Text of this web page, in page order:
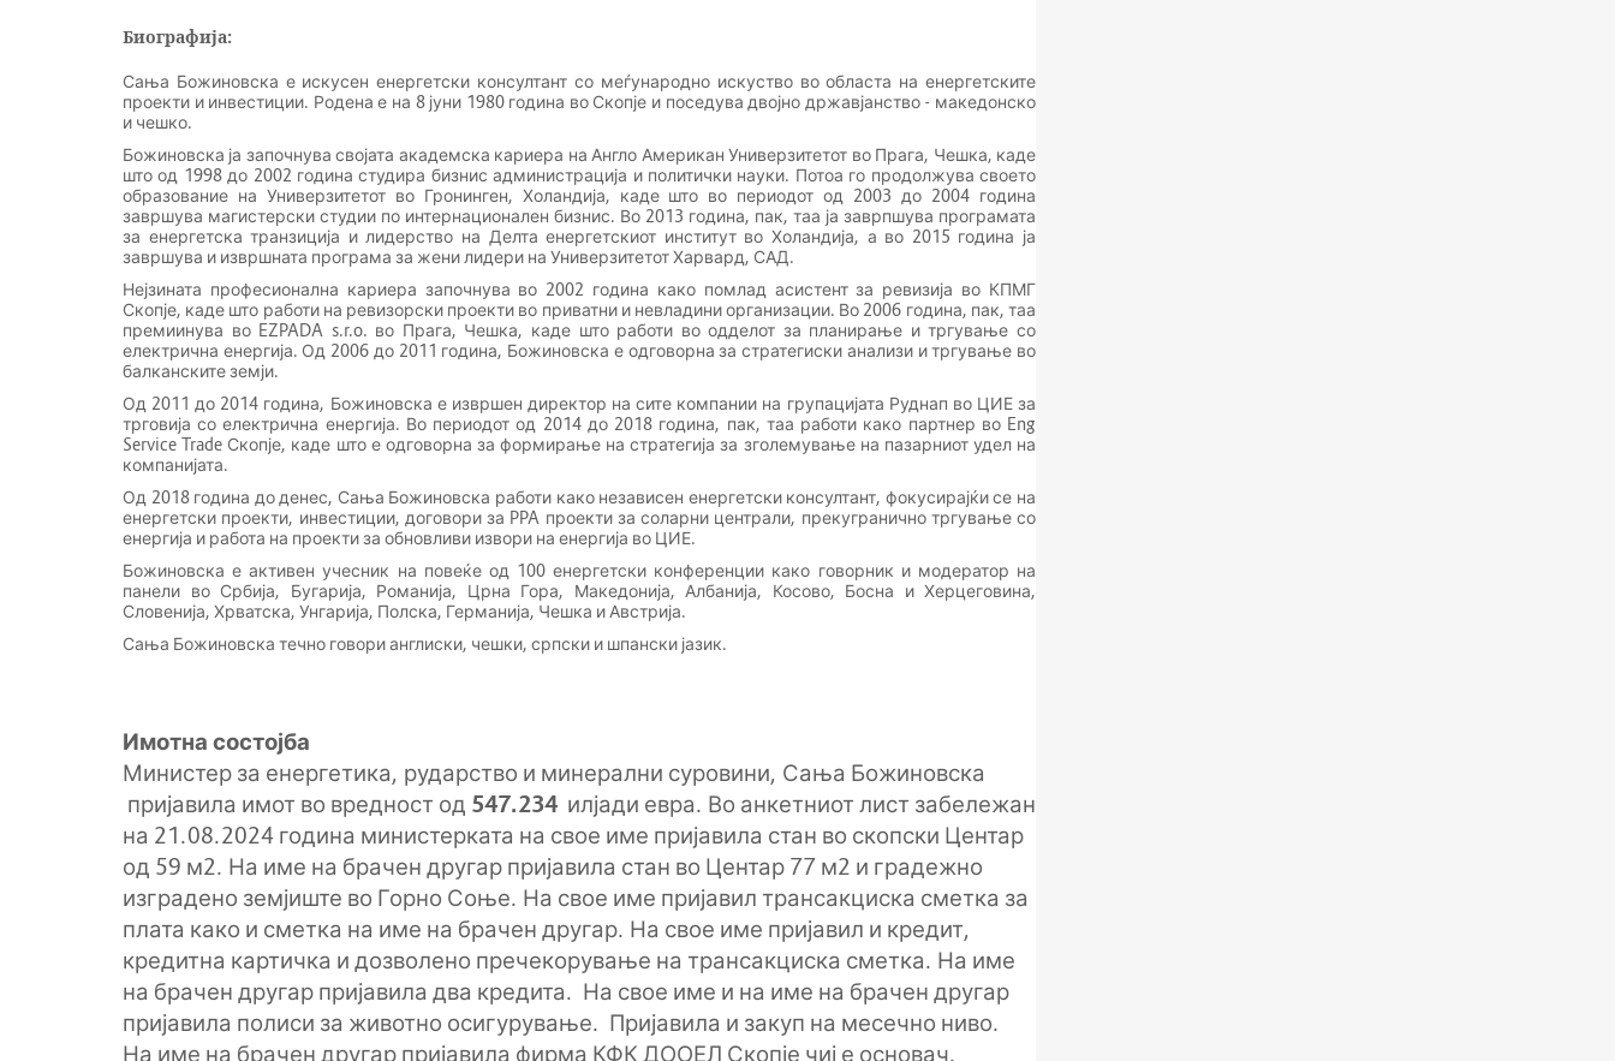
Биографија:
Сања Божиновска е искусен енергетски консултант со меѓународно искуство во областа на енергетските
проекти и инвестиции. Родена е на 8 јуни 1980 година во Скопје и поседува двојно државјанство - македонско
и чешко.
Божиновска ја започнува својата академска кариера на Англо Американ Универзитетот во Прага, Чешка, каде
што од 1998 до 2002 година студира бизнис администрација и политички науки. Потоа го продолжува своето
образование на Универзитетот во Гронинген, Холандија, каде што во периодот од 2003 до 2004 година
завршува магистерски студии по интернационален бизнис. Во 2013 година, пак, таа ја заврпшува програмата
за енергетска транзиција и лидерство на Делта енергетскиот институт во Холандија, а во 2015 година ја
завршува и извршната програма за жени лидери на Универзитетот Харвард, САД.
Нејзината професионална кариера започнува во 2002 година како помлад асистент за ревизија во КПМГ
Скопје, каде што работи на ревизорски проекти во приватни и невладини организации. Во 2006 година, пак, таа
премиинува во EZPADA s.r.o. во Прага, Чешка, каде што работи во одделот за планирање и тргување со
електрична енергија. Од 2006 до 2011 година, Божиновска е одговорна за стратегиски анализи и тргување во
балканските земји.
Од 2011 до 2014 година, Божиновска е извршен директор на сите компании на групацијата Руднап во ЦИЕ за
трговија со електрична енергија. Во периодот од 2014 до 2018 година, пак, таа работи како партнер во Eng
Service Trade Скопје, каде што е одговорна за формирање на стратегија за зголемување на пазарниот удел на
компанијата.
Од 2018 година до денес, Сања Божиновска работи како независен енергетски консултант, фокусирајќи се на
енергетски проекти, инвестиции, договори за PPA проекти за соларни централи, прекугранично тргување со
енергија и работа на проекти за обновливи извори на енергија во ЦИЕ.
Божиновска е активен учесник на повеќе од 100 енергетски конференции како говорник и модератор на
панели во Србија, Бугарија, Романија, Црна Гора, Македонија, Албанија, Косово, Босна и Херцеговина,
Словенија, Хрватска, Унгарија, Полска, Германија, Чешка и Австрија.
Сања Божиновска течно говори англиски, чешки, српски и шпански јазик.
Имотна состојба
Министер за енергетика, рударство и минерални суровини, Сања Божиновска
пријавила имот во вредност од 547.234 илјади евра. Во анкетниот лист забележан
на 21.08.2024 година министерката на свое име пријавила стан во скопски Центар
од 59 м2. На име на брачен другар пријавила стан во Центар 77 м2 и градежно
изградено земјиште во Горно Соње. На свое име пријавил трансакциска сметка за
плата како и сметка на име на брачен другар. На свое име пријавил и кредит,
кредитна картичка и дозволено пречекорување на трансакциска сметка. На име
на брачен другар пријавила два кредита. На свое име и на име на брачен другар
пријавила полиси за животно осигурување. Пријавила и закуп на месечно ниво.
На име на брачен другар пријавила фирма КФК ДООЕЛ Скопје чиј е основач.